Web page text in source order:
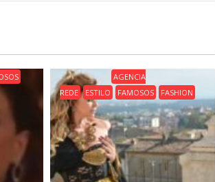
AGENCIA
REDE
ESTILO FAMOSOS FASHION